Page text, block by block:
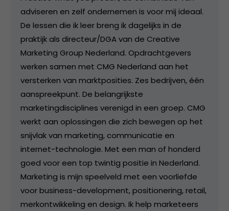
adviseren en zelf ondernemen is voor mij ideaal.
De lessen die ik leer breng ik dagelijks in de
praktijk als directeur/DGA van de Creative
Marketing Group Nederland. Opdrachtgevers
werken samen met CMG Nederland aan het
versterken van marktposities. Zes bedrijven, één
aanspreekpunt. De belangrijkste
marketingdisciplines verenigd in een groep. CMG
werkt aan oplossingen die zich bewegen op het
snijvlak van marketing, communicatie en
internet-technologie. Met een man of honderd
goed voor een top twintig positie in Nederland.
Marketing is mijn speelveld met een voorliefde
voor business-development, positionering, retail,
merkontwikkeling en design. Ik help marketeers